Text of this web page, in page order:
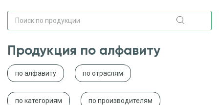
Продукция по алфавиту
по алфавиту по отраслям
по категориям по производителям